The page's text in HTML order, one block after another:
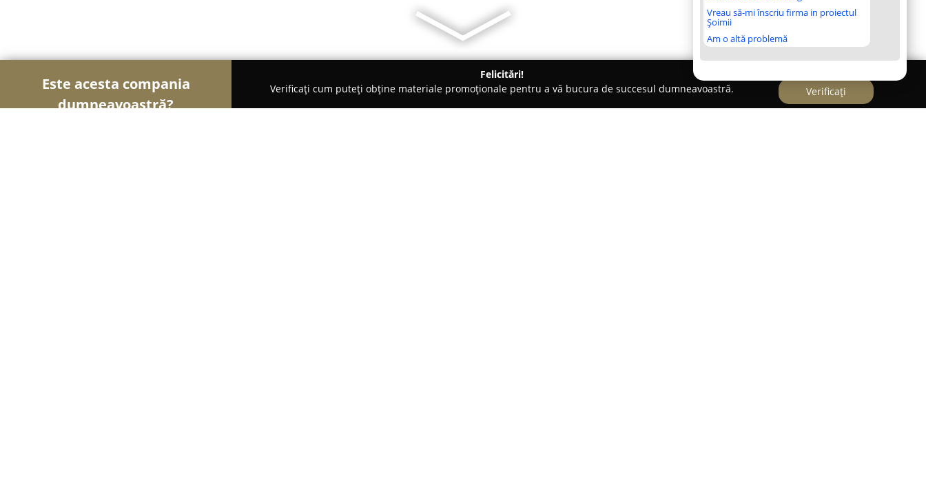
Vreau să-mi înscriu firma in proiectul
Șoimii
Am o altă problemă
Este acesta compania
dumneavoastră?
Felicitări!
Verificați cum puteți obține materiale promoționale pentru a vă bucura de succesul dumneavoastră.
Verificați